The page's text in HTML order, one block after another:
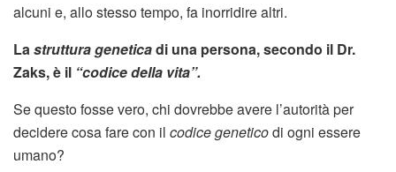
alcuni e, allo stesso tempo, fa inorridire altri.
Lastruttura geneticadi una persona, secondo il Dr.
Zaks, è il “codice della vita”.
Se questo fosse vero, chi dovrebbe avere l’autorità per
decidere cosa fare con il codice geneticodi ogni essere
umano?